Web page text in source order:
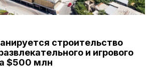
строительство
и игрового
$500 млн